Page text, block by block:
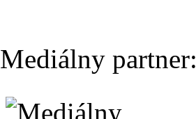
Mediálny partner: